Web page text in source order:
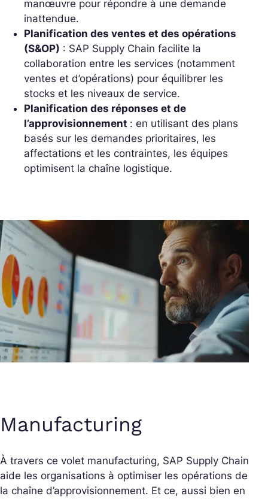
manœuvre pour répondre à une demande
inattendue.
Planification des ventes et des opérations
(S&OP) : SAP Supply Chain facilite la
collaboration entre les services (notamment
ventes et d’opérations) pour équilibrer les
stocks et les niveaux de service.
Planification des réponses et de
l’approvisionnement : en utilisant des plans
basés sur les demandes prioritaires, les
affectations et les contraintes, les équipes
optimisent la chaîne logistique.
Manufacturing
À travers ce volet manufacturing, SAP Supply Chain
aide les organisations à optimiser les opérations de
la chaîne d’approvisionnement. Et ce, aussi bien en